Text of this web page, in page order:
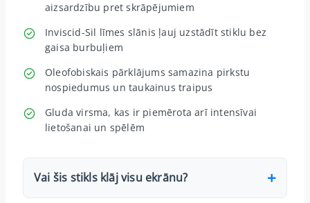
aizsardzību pret skrāpējumiem
Inviscid-Sil līmes slānis ļauj uzstādīt stiklu bez
gaisa burbuļiem
Oleofobiskais pārklājums samazina pirkstu
nospiedumus un taukainus traipus
Gluda virsma, kas ir piemērota arī intensīvai
lietošanai un spēlēm
Vai šis stikls klāj visu ekrānu?